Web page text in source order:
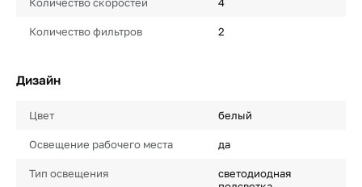
Количество фильтров 2
Дизайн
Цвет белый
Освещение рабочего места да
Тип освещения
светодиодная